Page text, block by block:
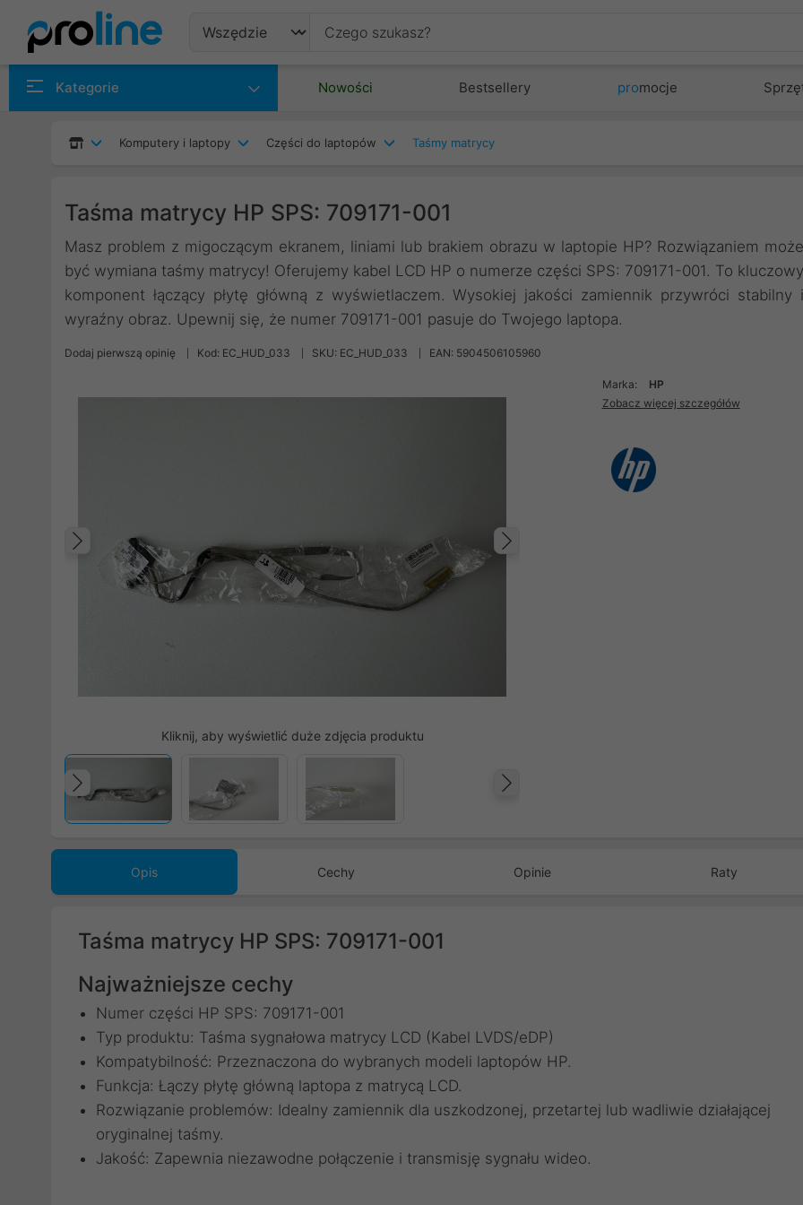
Kategorie Nowości Bestsellery promocje
Komputery i laptopy Części do laptopów Taśmy matrycy
Taśma matrycy HP SPS: 709171-001
Masz problem z migoczącym ekranem, liniami lub brakiem obrazu w laptopie HP? Rozwiązaniem może
być wymiana taśmy matrycy! Oferujemy kabel LCD HP o numerze części SPS: 709171-001. To kluczowy
komponent łączący płytę główną z wyświetlaczem. Wysokiej jakości zamiennik przywróci stabilny i
wyraźny obraz. Upewnij się, że numer 709171-001 pasuje do Twojego laptopa.
Dodaj pierwszą opinię Kod: EC_HUD_033 SKU: EC_HUD_033 EAN: 5904506105960
Poprzedni
Kliknij, aby wyświetlić duże zdjęcia produktu
Poprzedni
Marka:
HP
Zobacz więcej szczegółów
Opis Cechy Opinie Raty
Taśma matrycy HP SPS: 709171-001
Najważniejsze cechy
Numer części HP SPS: 709171-001
Typ produktu: Taśma sygnałowa matrycy LCD (Kabel LVDS/eDP)
Kompatybilność: Przeznaczona do wybranych modeli laptopów HP.
Funkcja: Łączy płytę główną laptopa z matrycą LCD.
Rozwiązanie problemów: Idealny zamiennik dla uszkodzonej, przetartej lub wadliwie działającej
oryginalnej taśmy.
Jakość: Zapewnia niezawodne połączenie i transmisję sygnału wideo.